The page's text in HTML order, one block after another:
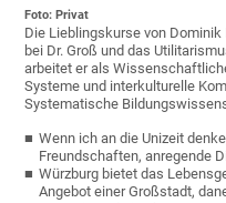
Foto: Privat
Die Lieblingskurse von Dominik
bei Dr. Groß und das
arbeitet er als
Systeme und interkulturelle
Systematische
Wenn ich an die Unizeit
Freundschaften, anregende
Würzburg bietet das
Angebot einer Großstadt,